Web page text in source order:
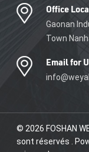
Office
Gaonan
Town
Email for
© 2026 FOSHAN
sont réservés .